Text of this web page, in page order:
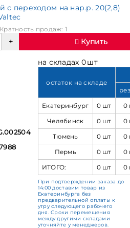
с переходом на нар.р. 20(2,8)
Кратность продаж: 1
Купить
на складах 0 шт
остаток на складе
Екатеринбург
0 шт
0
Челябинск
0 шт
0
Тюмень
0 шт
0
Пермь
0 шт
0
ИТОГО:
0 шт 0
При подтверждении заказа до
14:00 доставим товар из
Екатеринбурга без
предварительной оплаты к
утру следующего рабочего
дня. Сроки перемещения
между другими складами
уточняйте у менеджеров.